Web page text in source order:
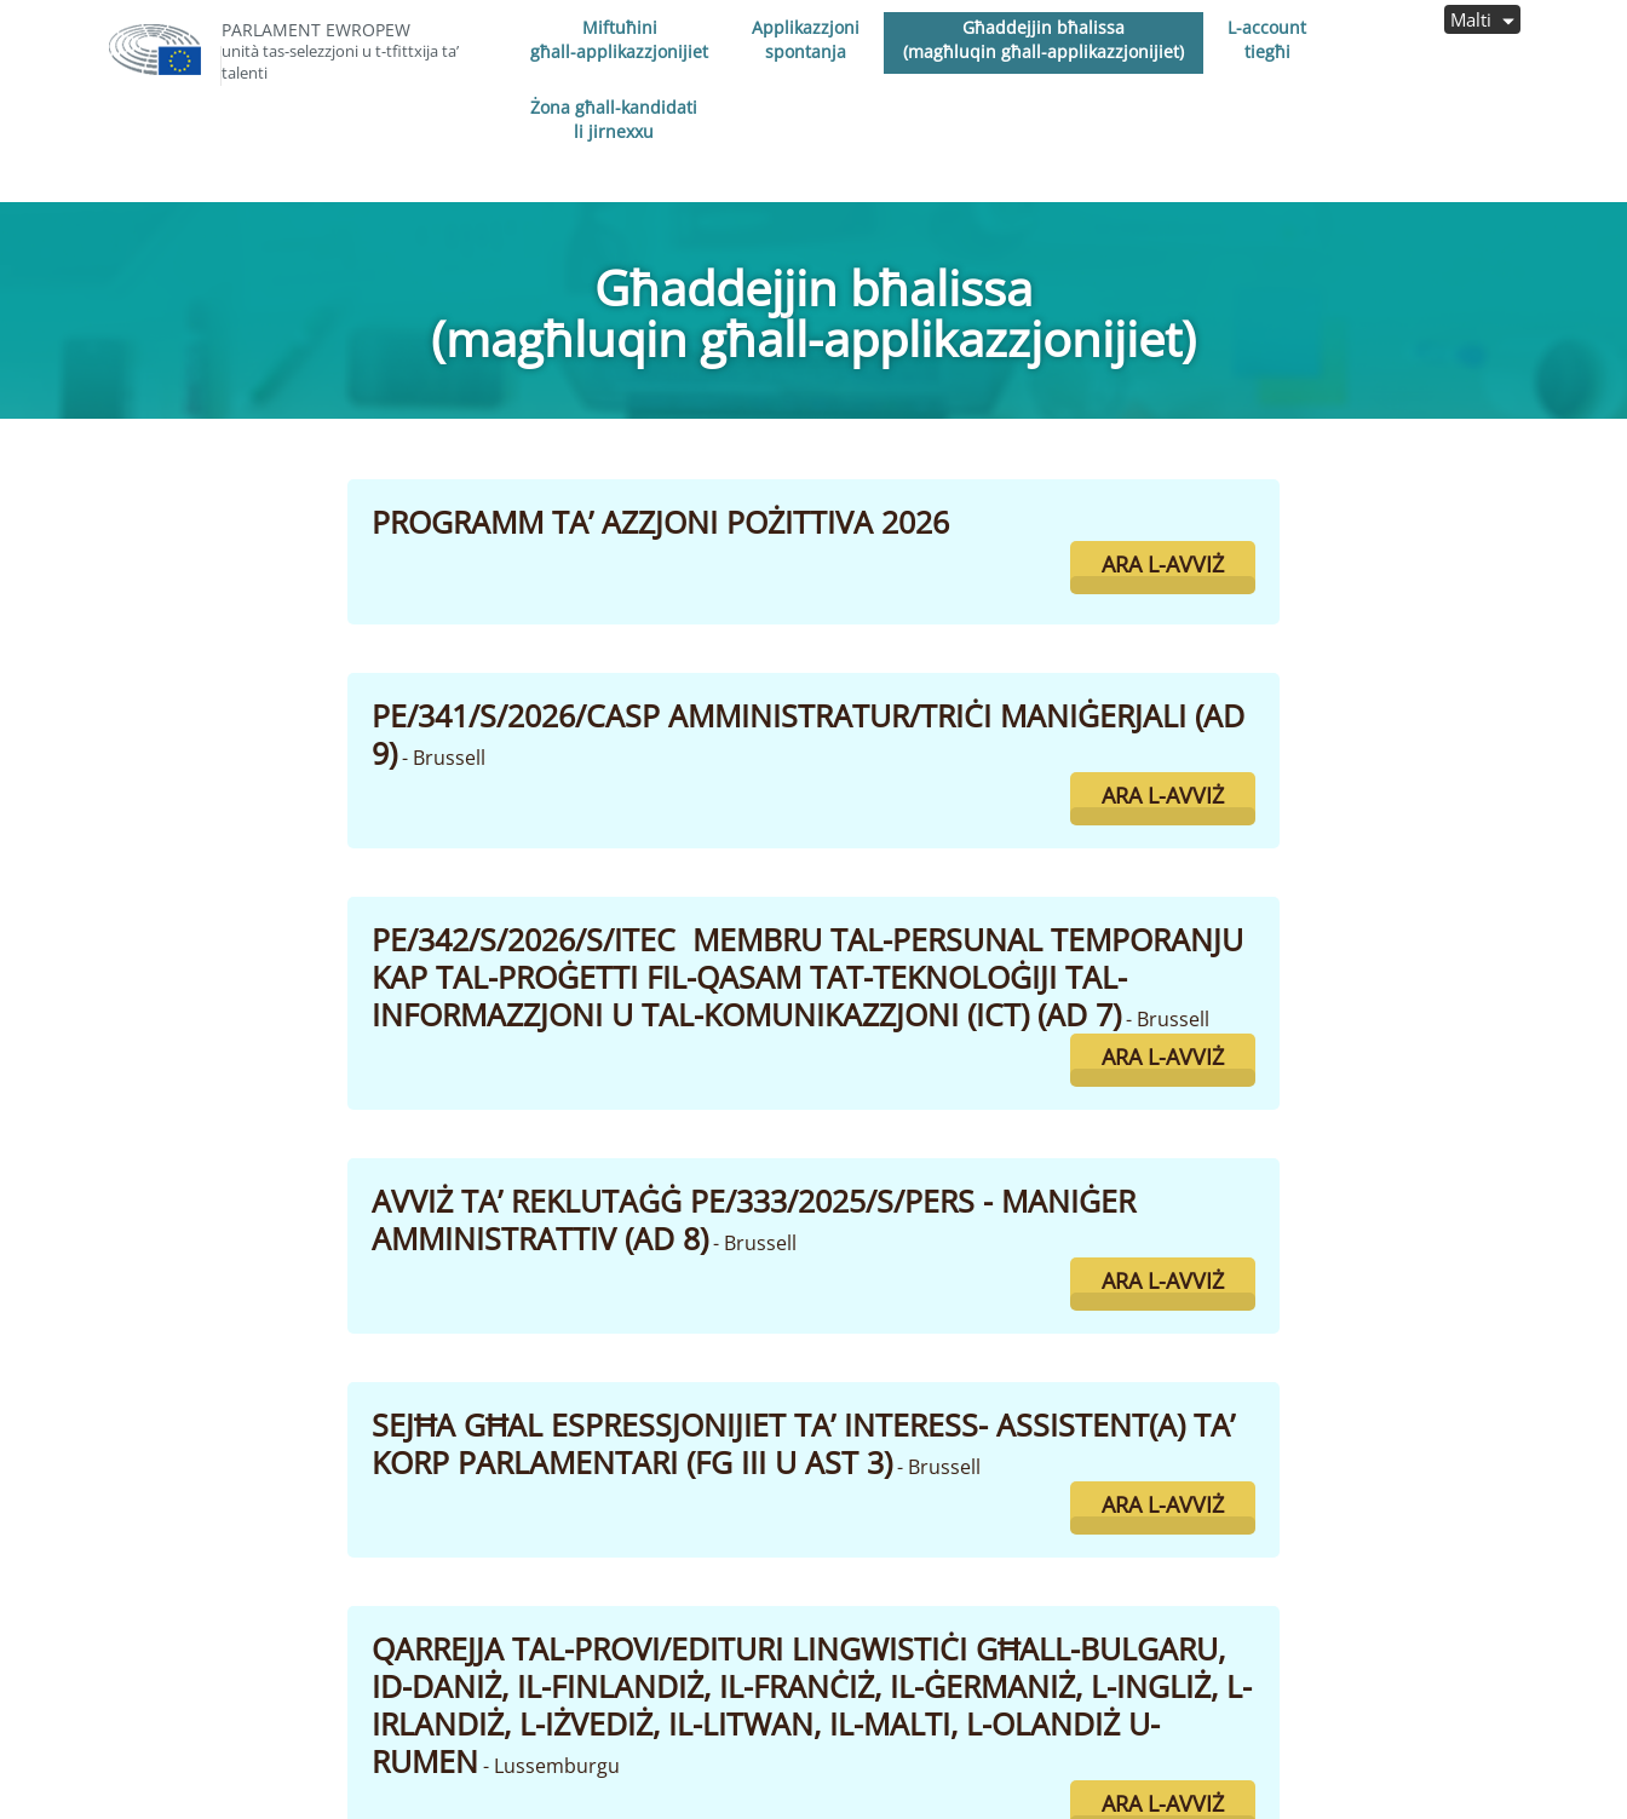
PARLAMENT EWROPEW
unità tas-selezzjoni u t-tfittxija ta’
talenti
Miftuħini
għall-applikazzjonijiet
Applikazzjoni
spontanja
Għaddejjin bħalissa
(magħluqin għall-applikazzjonijiet)
L-account
tiegħi
Żona għall-kandidati
li jirnexxu
Malti
Għaddejjin bħalissa
(magħluqin għall-applikazzjonijiet)
PROGRAMM TA’ AZZJONI POŻITTIVA 2026
ARA L-AVVIŻ
PE/341/S/2026/CASP AMMINISTRATUR/TRIĊI MANIĠERJALI (AD
9)- Brussell
ARA L-AVVIŻ
PE/342/S/2026/S/ITEC MEMBRU TAL-PERSUNAL TEMPORANJU
KAP TAL-PROĠETTI FIL-QASAM TAT-TEKNOLOĠIJI TAL-
INFORMAZZJONI U TAL-KOMUNIKAZZJONI (ICT) (AD 7)- Brussell
ARA L-AVVIŻ
AVVIŻ TA’ REKLUTAĠĠ PE/333/2025/S/PERS - MANIĠER
AMMINISTRATTIV (AD 8)- Brussell
ARA L-AVVIŻ
SEJĦA GĦAL ESPRESSJONIJIET TA’ INTERESS- ASSISTENT(A) TA’
KORP PARLAMENTARI (FG III U AST 3)- Brussell
ARA L-AVVIŻ
QARREJJA TAL-PROVI/EDITURI LINGWISTIĊI GĦALL-BULGARU,
ID-DANIŻ, IL-FINLANDIŻ, IL-FRANĊIŻ, IL-ĠERMANIŻ, L-INGLIŻ, L-
IRLANDIŻ, L-IŻVEDIŻ, IL-LITWAN, IL-MALTI, L-OLANDIŻ U-
RUMEN - Lussemburgu
ARA L-AVVIŻ